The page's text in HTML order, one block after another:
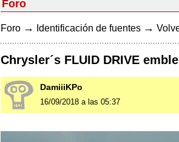
Foro
Foro → Identificación de fuentes →
Chrysler´s FLUID DRIVE
DamiiiKPo
16/09/2018 a las 05:37